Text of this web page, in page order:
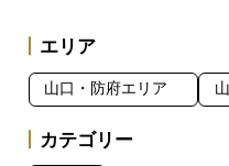
エリア
山口・防府エリア
カテゴリー